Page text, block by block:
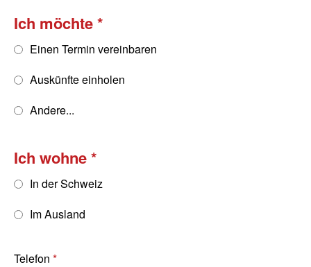
Ich möchte
Einen Termin vereinbaren
Auskünfte einholen
Andere...
Ich wohne
In der Schweiz
Im Ausland
Telefon